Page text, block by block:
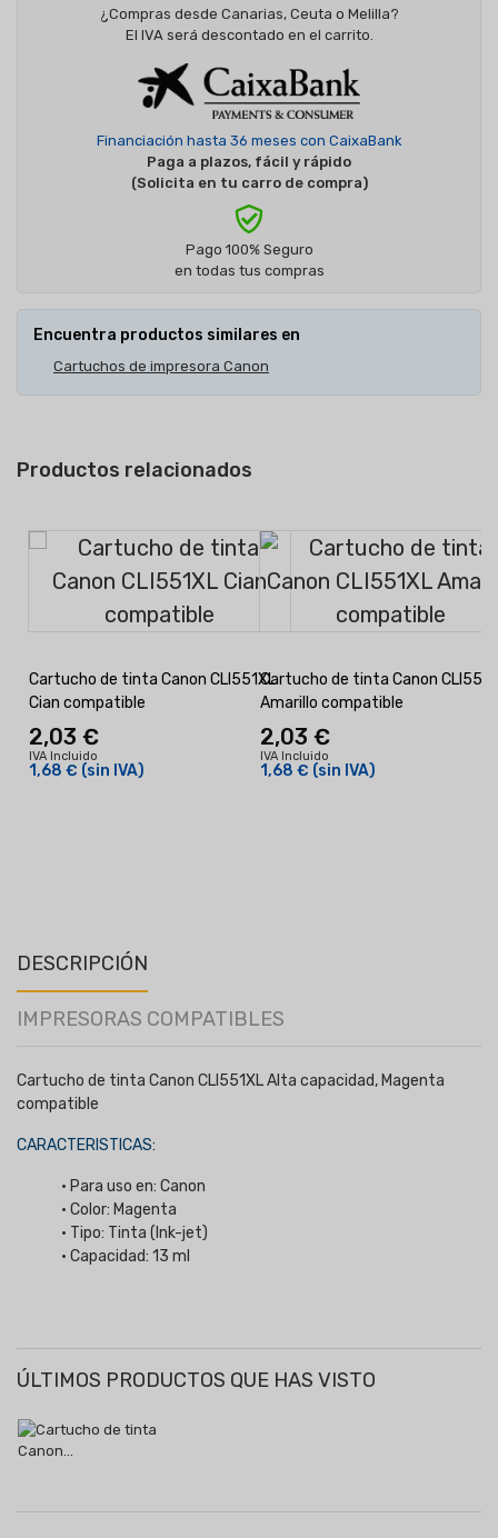
¿Compras desde Canarias, Ceuta o Melilla?
El IVA será descontado en el carrito.
Financiación hasta 36 meses con CaixaBank
Paga a plazos, fácil y rápido
(Solicita en tu carro de compra)
Pago 100% Seguro
en todas tus compras
Encuentra productos similares en
Cartuchos de impresora Canon
Productos relacionados
Cartucho de tinta Canon CLI551XL
Cian compatible
2,03 €
IVA Incluido
1,68 € (sin IVA)
Cartucho de tinta Canon
Amarillo compatible
2,03 €
IVA Incluido
1,68 € (sin IVA)
DESCRIPCIÓN
IMPRESORAS COMPATIBLES
Cartucho de tinta Canon CLI551XL Alta capacidad, Magenta
compatible
CARACTERISTICAS:
• Para uso en: Canon
• Color: Magenta
• Tipo: Tinta (Ink-jet)
• Capacidad: 13 ml
ÚLTIMOS PRODUCTOS QUE HAS VISTO